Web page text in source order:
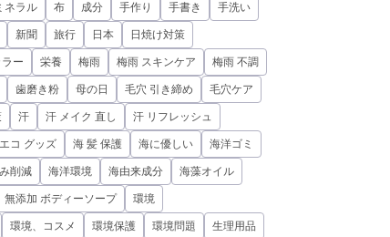
ネラル 布 成分 手作り 手書き 手洗い
新聞 旅行 日本 日焼け対策
ー 栄養 梅雨 梅雨 スキンケア 梅雨 不調
歯磨き粉 母の日 毛穴 引き締め 毛穴ケア
汗 汗 メイク 直し 汗 リフレッシュ
コ グッズ 海 髪 保護 海に優しい 海洋ゴミ
削減 海洋環境 海由来成分 海藻オイル
無添加 ボディーソープ 環境
環境、コスメ 環境保護 環境問題 生理用品